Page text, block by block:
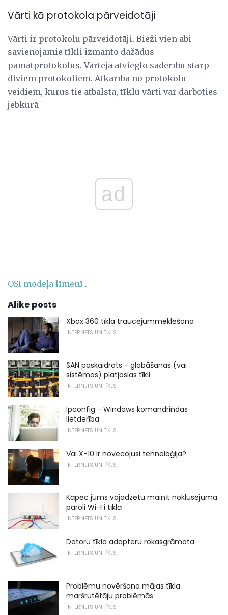
Vārti kā protokola pārveidotāji
Vārti ir protokolu pārveidotāji. Bieži vien abi
savienojamie tīkli izmanto dažādus
pamatprotokolus. Vārteja atvieglo saderību starp
diviem protokoliem. Atkarībā no protokolu
veidiem, kurus tie atbalsta, tīklu vārti var darboties
jebkurā
ad
OSI modeļa līmenī .
Alike posts
Xbox 360 tīkla traucējummeklēšana
INTERNETS UN TĪKLS
SAN paskaidrots - glabāšanas (vai
sistēmas) platjoslas tīkli
INTERNETS UN TĪKLS
Ipconfig - Windows komandrindas
lietderība
INTERNETS UN TĪKLS
Vai X-10 ir novecojusi tehnoloģija?
INTERNETS UN TĪKLS
Kāpēc jums vajadzētu mainīt noklusējuma
paroli Wi-Fi tīklā
INTERNETS UN TĪKLS
Datoru tīkla adapteru rokasgrāmata
INTERNETS UN TĪKLS
Problēmu novēršana mājas tīkla
maršrutētāju problēmās
INTERNETS UN TĪKLS